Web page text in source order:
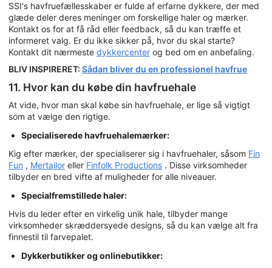
SSI's havfruefællesskaber er fulde af erfarne dykkere, der med
glæde deler deres meninger om forskellige haler og mærker.
Kontakt os for at få råd eller feedback, så du kan træffe et
informeret valg. Er du ikke sikker på, hvor du skal starte?
Kontakt dit nærmeste dykkercenter og bed om en anbefaling.
BLIV INSPIRERET: Sådan bliver du en professionel havfrue
11. Hvor kan du købe din havfruehale
At vide, hvor man skal købe sin havfruehale, er lige så vigtigt
som at vælge den rigtige.
Specialiserede havfruehalemærker:
Kig efter mærker, der specialiserer sig i havfruehaler, såsom Fin
Fun , Mertailor eller Finfolk Productions . Disse virksomheder
tilbyder en bred vifte af muligheder for alle niveauer.
Specialfremstillede haler:
Hvis du leder efter en virkelig unik hale, tilbyder mange
virksomheder skræddersyede designs, så du kan vælge alt fra
finnestil til farvepalet.
Dykkerbutikker og onlinebutikker: